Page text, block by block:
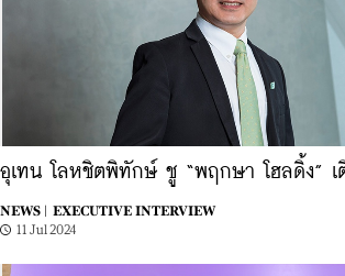
อุเทน โลหชิตพิทักษ์ ชู “พฤกษา โฮลดิ้ง” เ
NEWS |
EXECUTIVE INTERVIEW
11 Jul 2024